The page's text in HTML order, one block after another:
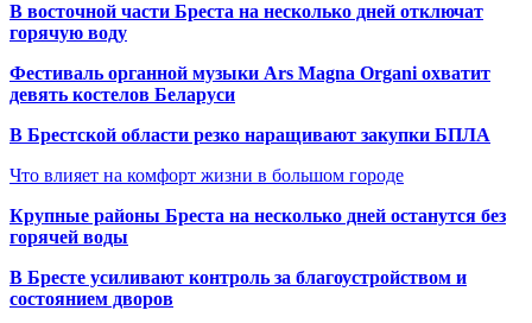
В восточной части Бреста на несколько дней отключат
горячую воду
Фестиваль органной музыки Ars Magna Organi охватит
девять костелов Беларуси
В Брестской области резко наращивают закупки БПЛА
Что влияет на комфорт жизни в большом городе
Крупные районы Бреста на несколько дней останутся без
горячей воды
В Бресте усиливают контроль за благоустройством и
состоянием дворов